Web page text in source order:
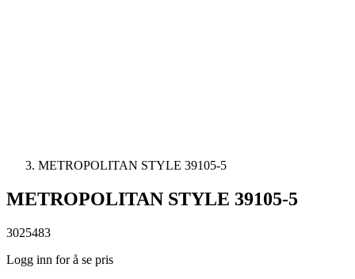
METROPOLITAN STYLE 39105-5
METROPOLITAN STYLE 39105-5
3025483
Logg inn for å se pris